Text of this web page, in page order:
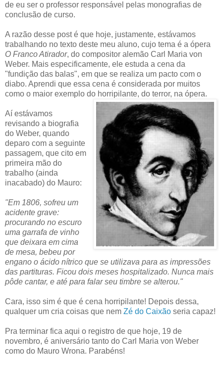
de eu ser o professor responsável pelas monografias de
conclusão de curso.
A razão desse post é que hoje, justamente, estávamos
trabalhando no texto deste meu aluno, cujo tema é a ópera
O Franco Atirador, do compositor alemão Carl Maria von
Weber. Mais especificamente, ele estuda a cena da
"fundição das balas", em que se realiza um pacto com o
diabo. Aprendi que essa cena é considerada por muitos
como o maior exemplo do horripilante, do terror, na ópera.
Aí estávamos
revisando a biografia
do Weber, quando
deparo com a seguinte
passagem, que cito em
primeira mão do
trabalho (ainda
inacabado) do Mauro:
"Em 1806, sofreu um
acidente grave:
procurando no escuro
uma garrafa de vinho
que deixara em cima
de mesa, bebeu por
engano o ácido nítrico que se utilizava para as impressões
das partituras. Ficou dois meses hospitalizado. Nunca mais
pôde cantar, e até para falar seu timbre se alterou."
Cara, isso sim é que é cena horripilante! Depois dessa,
qualquer um cria coisas que nem Zé do Caixão seria capaz!
Pra terminar fica aqui o registro de que hoje, 19 de
novembro, é aniversário tanto do Carl Maria von Weber
como do Mauro Wrona. Parabéns!